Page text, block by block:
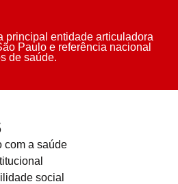
principal entidade articuladora
Paulo e referência nacional
de saúde.
com a saúde
social